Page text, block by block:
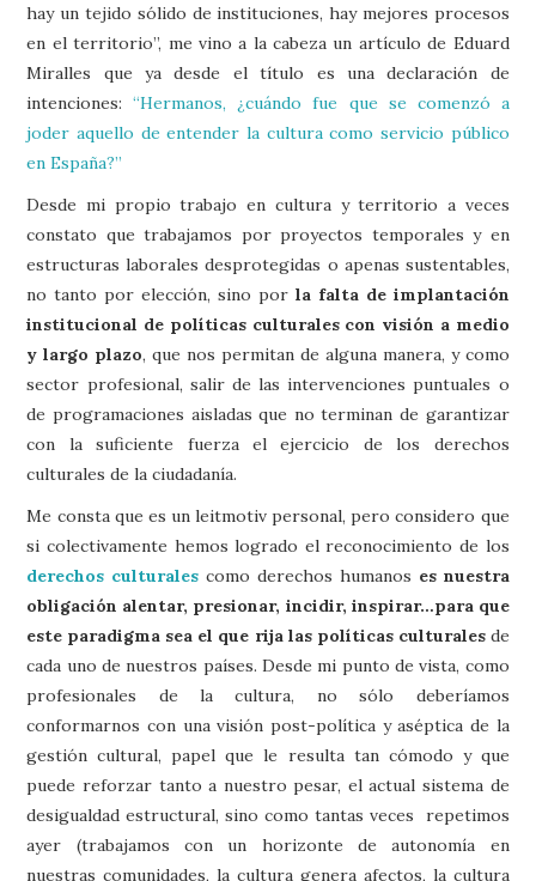
hay un tejido sólido de instituciones, hay mejores procesos
en el territorio”, me vino a la cabeza un artículo de Eduard
Miralles que ya desde el título es una declaración de
intenciones:“Hermanos, ¿cuándo fue que se comenzó a
joder aquello de entender la cultura como servicio público
en España?”
Desde mi propio trabajo en cultura y territorio a veces
constato que trabajamos por proyectos temporales y en
estructuras laborales desprotegidas o apenas sustentables,
no tanto por elección, sino por la falta de implantación
institucional de políticas culturales con visión a medio
y largo plazo, que nos permitan de alguna manera, y como
sector profesional, salir de las intervenciones puntuales o
de programaciones aisladas que no terminan de garantizar
con la suficiente fuerza el ejercicio de los derechos
culturales de la ciudadanía.
Me consta que es un leitmotiv personal, pero considero que
si colectivamente hemos logrado el reconocimiento de los
derechos culturales como derechos humanos es nuestra
obligación alentar, presionar, incidir, inspirar…para que
este paradigma sea el que rija las políticas culturalesde
cada uno de nuestros países. Desde mi punto de vista, como
profesionales de la cultura, no sólo deberíamos
conformarnos con una visión post-política y aséptica de la
gestión cultural, papel que le resulta tan cómodo y que
puede reforzar tanto a nuestro pesar, el actual sistema de
desigualdad estructural, sino como tantas veces repetimos
ayer (trabajamos con un horizonte de autonomía en
nuestras comunidades, la cultura genera afectos, la cultura